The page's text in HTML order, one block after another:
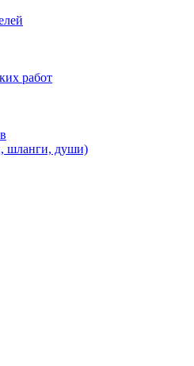
работ
шланги, души)